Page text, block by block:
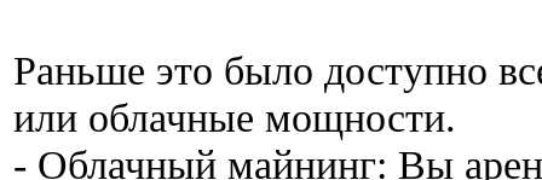
Раньше это было доступно
или облачные мощности.
- Облачный майнинг: Вы